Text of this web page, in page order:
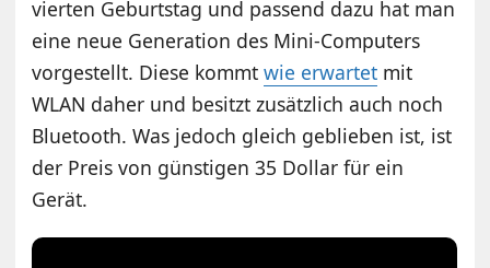
vierten Geburtstag und passend dazu hat man
eine neue Generation des Mini-Computers
vorgestellt. Diese kommtwie erwartet mit
WLAN daher und besitzt zusätzlich auch noch
Bluetooth. Was jedoch gleich geblieben ist, ist
der Preis von günstigen 35 Dollar für ein
Gerät.